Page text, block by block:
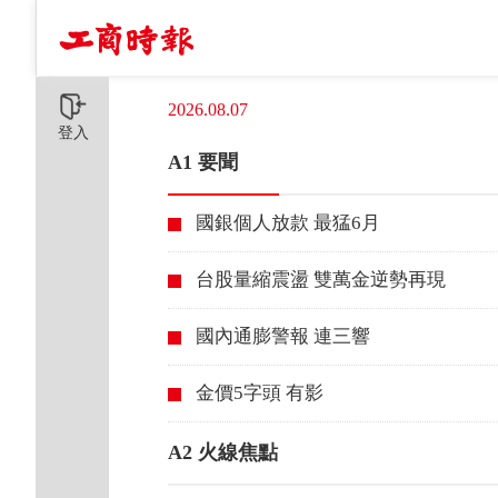
登入
2026.08.07
A1 要聞
國銀個人放款 最猛6月
台股量縮震盪 雙萬金逆勢再現
國內通膨警報 連三響
金價5字頭 有影
A2 火線焦點